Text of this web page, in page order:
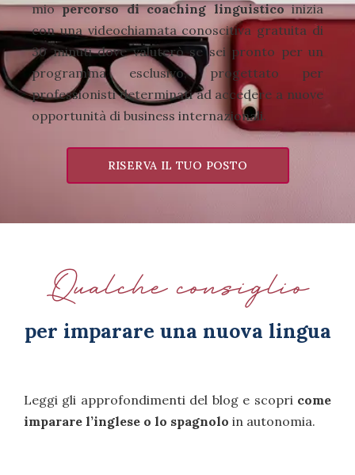
miopercorso di coaching linguisticoinizia
con una videochiamata conoscitiva gratuita di
30 minuti dove valuterò se sei pronto per un
programma esclusivo, progettato per
professionisti determinati ad accedere a nuove
opportunità di business internazionali.
RISERVA IL TUO POSTO
Qualche consiglio
per imparare una nuova lingua
Leggi gli approfondimenti del blog e scopri come
imparare l’inglese o lo spagnolo in autonomia.